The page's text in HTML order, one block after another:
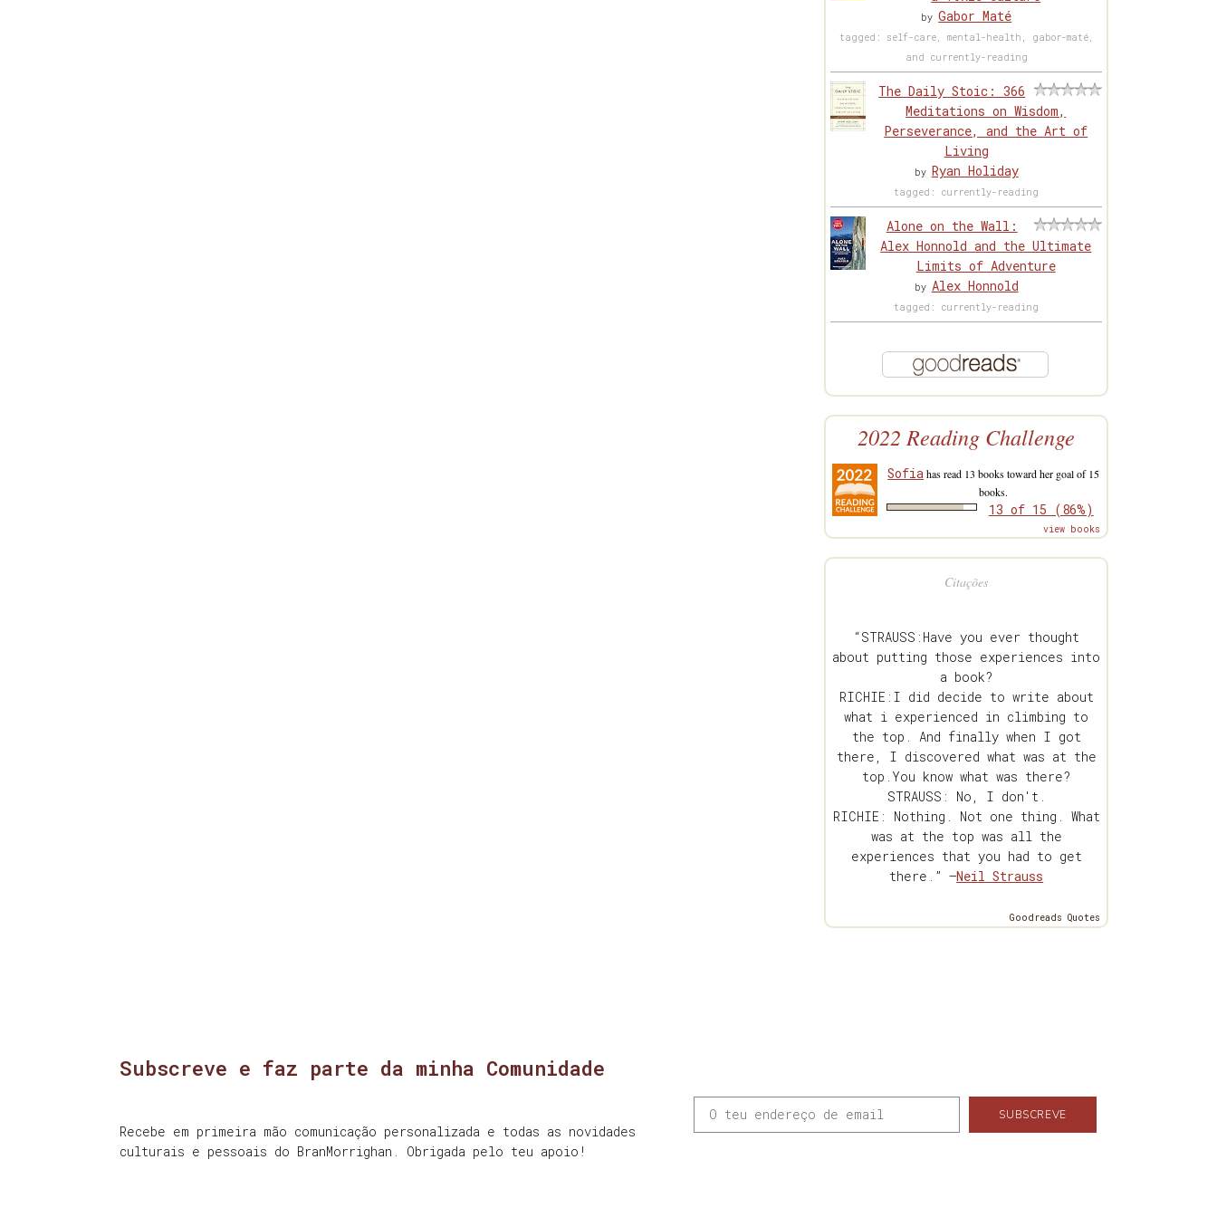
byGabor Maté
tagged: self-care, mental-health, gabor-maté,
and currently-reading
The Daily Stoic: 366
Meditations on Wisdom,
Perseverance, and the Art of
Living
by Ryan Holiday
tagged: currently-reading
Alone on the Wall:
Alex Honnold and the Ultimate
Limits of Adventure
by Alex Honnold
tagged: currently-reading
2022 Reading Challenge
Sofiahas read 13 books toward her goal of 15
books.
13 of 15 (86%)
view books
Citações
“STRAUSS:Have you ever thought
about putting those experiences into
a book?
RICHIE:I did decide to write about
what i experienced in climbing to
the top. And finally when I got
there, I discovered what was at the
top.You know what was there?
STRAUSS: No, I don't.
RICHIE: Nothing. Not one thing. What
was at the top was all the
experiences that you had to get
there.” —Neil Strauss
Goodreads Quotes
Subscreve e faz parte da minha Comunidade
Recebe em primeira mão comunicação personalizada e todas as novidades
culturais e pessoais do BranMorrighan. Obrigada pelo teu apoio!
SUBSCREVE